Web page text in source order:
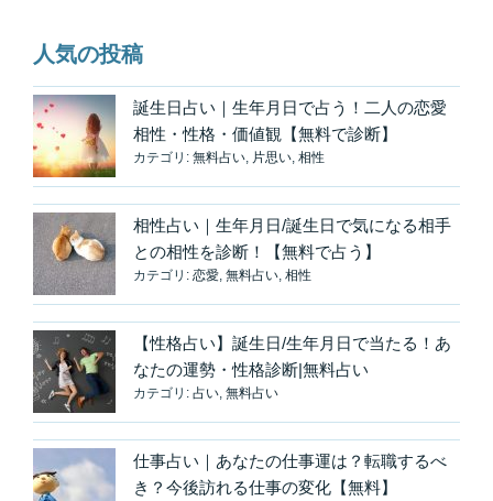
人気の投稿
誕生日占い｜生年月日で占う！二人の恋愛
相性・性格・価値観【無料で診断】
カテゴリ: 無料占い, 片思い, 相性
相性占い｜生年月日/誕生日で気になる相手
との相性を診断！【無料で占う】
カテゴリ: 恋愛, 無料占い, 相性
【性格占い】誕生日/生年月日で当たる！あ
なたの運勢・性格診断|無料占い
カテゴリ: 占い, 無料占い
仕事占い｜あなたの仕事運は？転職するべ
き？今後訪れる仕事の変化【無料】